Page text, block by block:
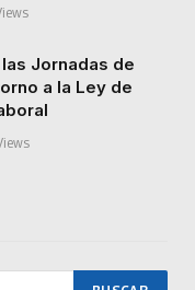
Jornadas de
a la Ley de